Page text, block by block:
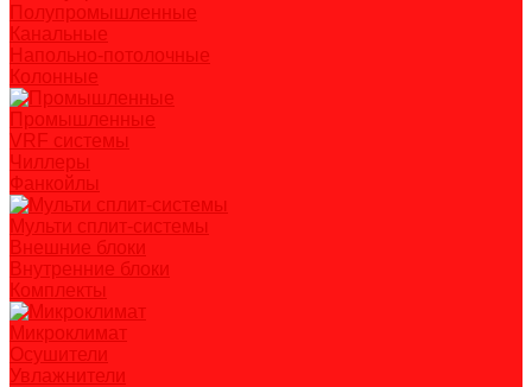
Полупромышленные
Канальные
Напольно-потолочные
Колонные
Промышленные
VRF системы
Чиллеры
Фанкойлы
Мульти сплит-системы
Внешние блоки
Внутренние блоки
Комплекты
Микроклимат
Осушители
Увлажнители